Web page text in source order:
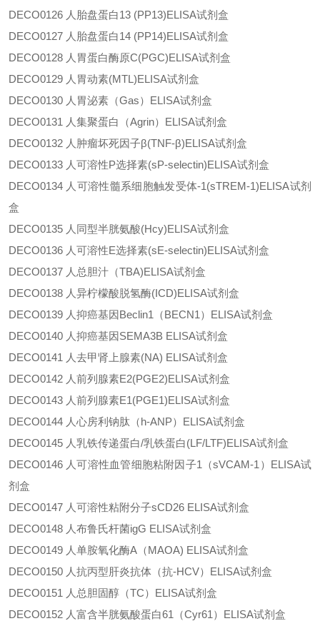
DECO0126 人胎盘蛋白13 (PP13)ELISA试剂盒
DECO0127 人胎盘蛋白14 (PP14)ELISA试剂盒
DECO0128 人胃蛋白酶原C(PGC)ELISA试剂盒
DECO0129 人胃动素(MTL)ELISA试剂盒
DECO0130 人胃泌素（Gas）ELISA试剂盒
DECO0131 人集聚蛋白（Agrin）ELISA试剂盒
DECO0132 人肿瘤坏死因子β(TNF-β)ELISA试剂盒
DECO0133 人可溶性P选择素(sP-selectin)ELISA试剂盒
DECO0134 人可溶性髓系细胞触发受体-1(sTREM-1)ELISA试剂
盒
DECO0135 人同型半胱氨酸(Hcy)ELISA试剂盒
DECO0136 人可溶性E选择素(sE-selectin)ELISA试剂盒
DECO0137 人总胆汁（TBA)ELISA试剂盒
DECO0138 人异柠檬酸脱氢酶(ICD)ELISA试剂盒
DECO0139 人抑癌基因Beclin1（BECN1）ELISA试剂盒
DECO0140 人抑癌基因SEMA3B ELISA试剂盒
DECO0141 人去甲肾上腺素(NA) ELISA试剂盒
DECO0142 人前列腺素E2(PGE2)ELISA试剂盒
DECO0143 人前列腺素E1(PGE1)ELISA试剂盒
DECO0144 人心房利钠肽（h-ANP）ELISA试剂盒
DECO0145 人乳铁传递蛋白/乳铁蛋白(LF/LTF)ELISA试剂盒
DECO0146 人可溶性血管细胞粘附因子1（sVCAM-1）ELISA试
剂盒
DECO0147 人可溶性粘附分子sCD26 ELISA试剂盒
DECO0148 人布鲁氏杆菌igG ELISA试剂盒
DECO0149 人单胺氧化酶A（MAOA) ELISA试剂盒
DECO0150 人抗丙型肝炎抗体（抗-HCV）ELISA试剂盒
DECO0151 人总胆固醇（TC）ELISA试剂盒
DECO0152 人富含半胱氨酸蛋白61（Cyr61）ELISA试剂盒